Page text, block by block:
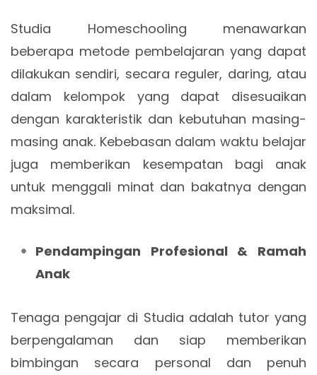
Studia Homeschooling menawarkan
beberapa metode pembelajaran yang dapat
dilakukan sendiri, secara reguler, daring, atau
dalam kelompok yang dapat disesuaikan
dengan karakteristik dan kebutuhan masing-
masing anak. Kebebasan dalam waktu belajar
juga memberikan kesempatan bagi anak
untuk menggali minat dan bakatnya dengan
maksimal.
Pendampingan Profesional & Ramah
Anak
Tenaga pengajar di Studia adalah tutor yang
berpengalaman dan siap memberikan
bimbingan secara personal dan penuh